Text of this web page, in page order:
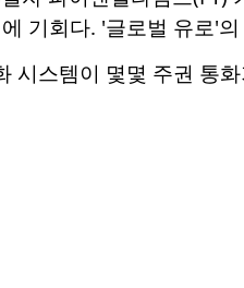
기회다. '글로벌 유로'
스템이 몇몇 주권 통